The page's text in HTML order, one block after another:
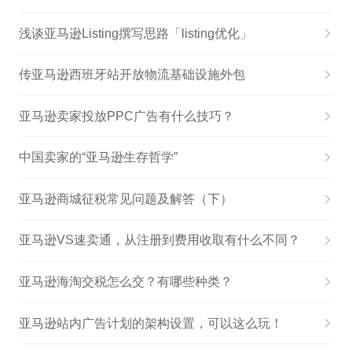
浅谈亚马逊Listing撰写思路「listing优化」
传亚马逊西班牙站开放物流基础设施外包
亚马逊卖家投放PPC广告有什么技巧？
中国卖家的“亚马逊生存哲学”
亚马逊商城征税常见问题及解答（下）
亚马逊VS速卖通，从注册到费用收取有什么不同？
亚马逊海淘交税怎么交？有哪些种类？
亚马逊站内广告计划的架构设置，可以这么玩！